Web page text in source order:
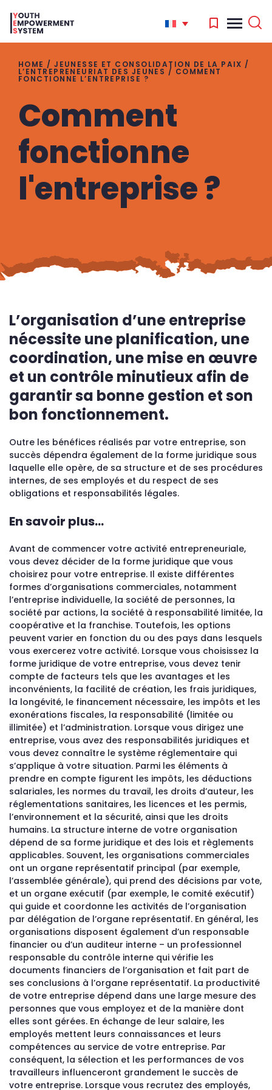
HOME /JEUNESSE ET CONSOLIDATION DE LA PAIX /
L’ENTREPRENEURIAT DES JEUNES / COMMENT
FONCTIONNE L’ENTREPRISE ?
Comment
fonctionne
l'entreprise ?
L’organisation d’une entreprise
nécessite une planification, une
coordination, une mise en œuvre
et un contrôle minutieux afin de
garantir sa bonne gestion et son
bon fonctionnement.
Outre les bénéfices réalisés par votre entreprise, son
succès dépendra également de la forme juridique sous
laquelle elle opère, de sa structure et de ses procédures
internes, de ses employés et du respect de ses
obligations et responsabilités légales.
En savoir plus…
Avant de commencer votre activité entrepreneuriale,
vous devez décider de la forme juridique que vous
choisirez pour votre entreprise. Il existe différentes
formes d’organisations commerciales, notamment
l’entreprise individuelle, la société de personnes, la
société par actions, la société à responsabilité limitée, la
coopérative et la franchise. Toutefois, les options
peuvent varier en fonction du ou des pays dans lesquels
vous exercerez votre activité. Lorsque vous choisissez la
forme juridique de votre entreprise, vous devez tenir
compte de facteurs tels que les avantages et les
inconvénients, la facilité de création, les frais juridiques,
la longévité, le financement nécessaire, les impôts et les
exonérations fiscales, la responsabilité (limitée ou
illimitée) et l’administration. Lorsque vous dirigez une
entreprise, vous avez des responsabilités juridiques et
vous devez connaître le système réglementaire qui
s’applique à votre situation. Parmi les éléments à
prendre en compte figurent les impôts, les déductions
salariales, les normes du travail, les droits d’auteur, les
réglementations sanitaires, les licences et les permis,
l’environnement et la sécurité, ainsi que les droits
humains. La structure interne de votre organisation
dépend de sa forme juridique et des lois et règlements
applicables. Souvent, les organisations commerciales
ont un organe représentatif principal (par exemple,
l’assemblée générale), qui prend des décisions par vote,
et un organe exécutif (par exemple, le comité exécutif)
qui guide et coordonne les activités de l’organisation
par délégation de l’organe représentatif. En général, les
organisations disposent également d’un responsable
financier ou d’un auditeur interne – un professionnel
responsable du contrôle interne qui vérifie les
documents financiers de l’organisation et fait part de
ses conclusions à l’organe représentatif. La productivité
de votre entreprise dépend dans une large mesure des
personnes que vous employez et de la manière dont
elles sont gérées. En échange de leur salaire, les
employés mettent leurs connaissances et leurs
compétences au service de votre entreprise. Par
conséquent, la sélection et les performances de vos
travailleurs influenceront grandement le succès de
votre entreprise. Lorsque vous recrutez des employés,
Search